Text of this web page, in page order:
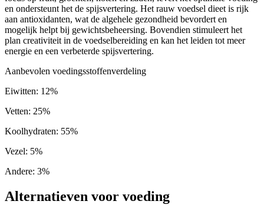
en ondersteunt het de spijsvertering. Het rauw voedsel dieet is rijk
aan antioxidanten, wat de algehele gezondheid bevordert en
mogelijk helpt bij gewichtsbeheersing. Bovendien stimuleert het
plan creativiteit in de voedselbereiding en kan het leiden tot meer
energie en een verbeterde spijsvertering.
Aanbevolen voedingsstoffenverdeling
Eiwitten: 12%
Vetten: 25%
Koolhydraten: 55%
Vezel: 5%
Andere: 3%
Alternatieven voor voeding